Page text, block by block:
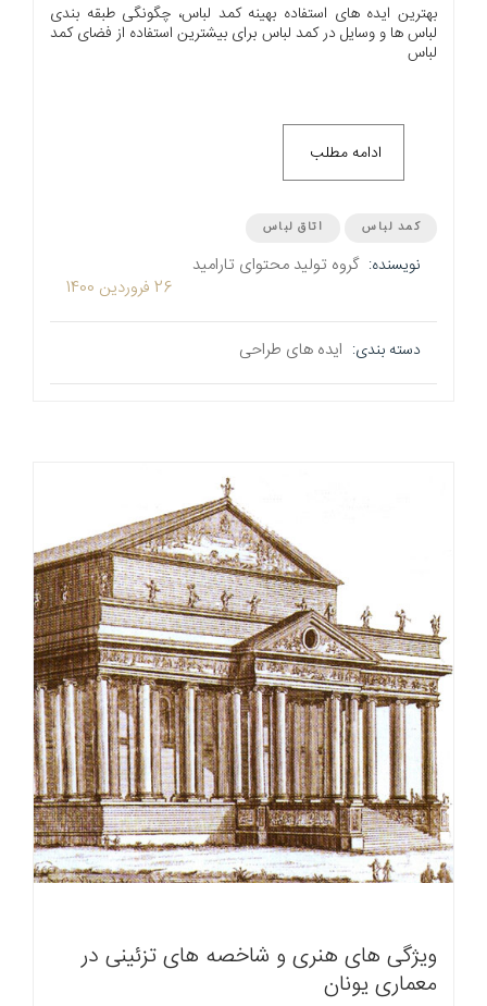
بهترین ایده های استفاده بهینه کمد لباس، چگونگی طبقه بندی
لباس ها و وسایل در کمد لباس برای بیشترین استفاده از فضای کمد
لباس
ادامه مطلب
کمد لباس اتاق لباس
نویسنده: گروه تولید محتوای تارامید
26 فروردین 1400
دسته بندی: ایده های طراحی
ویژگی های هنری و شاخصه های تزئینی در
معماری یونان